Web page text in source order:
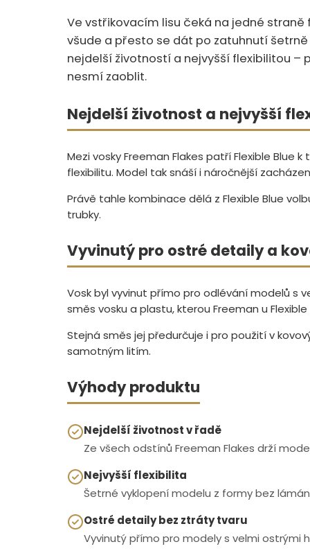
Ve vstřikovacím lisu čeká na jedné
všude a přesto se dát po zatuhnutí šetrně
nejdelší životností a nejvyšší flexibilitou –
nesmí zaoblit.
Nejdelší životnost a nejvyšší
Mezi vosky Freeman Flakes patří Flexible
flexibilitu. Model tak snáší i náročnější
Právě tahle kombinace dělá z Flexible Blue
trubky.
Vyvinutý pro ostré detaily a
Vosk byl vyvinut přímo pro odlévání modelů s
směs vosku a plastu, kterou Freeman u Flexible
Stejná směs jej předurčuje i pro použití v
samotným litím.
Výhody produktu
Nejdelší životnost v řadě
Ze všech odstínů Freeman Flakes drží
Nejvyšší flexibilita
Šetrné vyklopení modelu z formy bez
Ostré detaily bez ztráty tvaru
Vyvinutý přímo pro modely s velmi ostrými